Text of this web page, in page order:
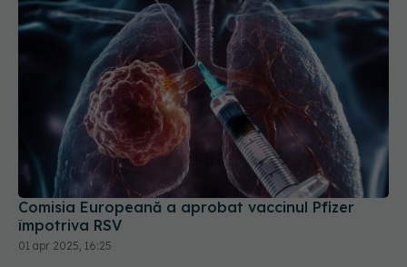
Comisia Europeană a aprobat vaccinul Pfizer
împotriva RSV
01 apr 2025, 16:25